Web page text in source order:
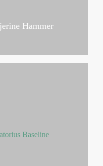
Hammer